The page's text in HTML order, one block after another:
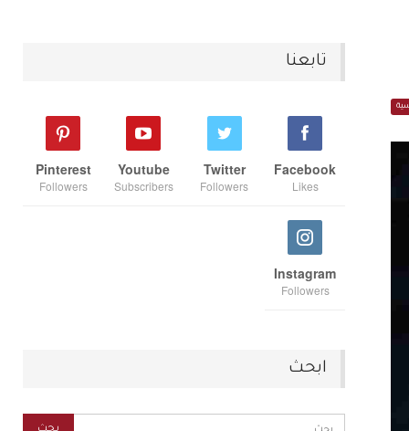
تابعنا
Facebook
Likes
Twitter
Followers
Youtube
Subscribers
Pinterest
Followers
Instagram
Followers
ابحث